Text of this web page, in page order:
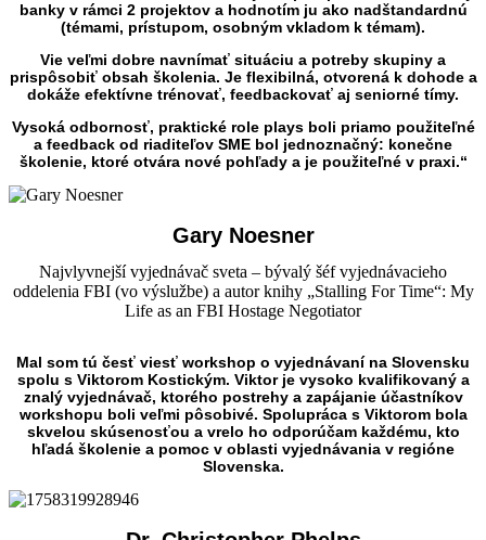
banky v rámci 2 projektov a hodnotím ju ako nadštandardnú
(témami, prístupom, osobným vkladom k témam).
Vie veľmi dobre navnímať situáciu a potreby skupiny a
prispôsobiť obsah školenia. Je flexibilná, otvorená k dohode a
dokáže efektívne trénovať, feedbackovať aj seniorné tímy.
Vysoká odbornosť, praktické role plays boli priamo použiteľné
a feedback od riaditeľov SME bol jednoznačný: konečne
školenie, ktoré otvára nové pohľady a je použiteľné v praxi.“
Gary Noesner
Najvlyvnejší vyjednávač sveta – bývalý šéf vyjednávacieho
oddelenia FBI (vo výslužbe) a autor knihy „Stalling For Time“: My
Life as an FBI Hostage Negotiator
Mal som tú česť viesť workshop o vyjednávaní na Slovensku
spolu s Viktorom Kostickým. Viktor je vysoko kvalifikovaný a
znalý vyjednávač, ktorého postrehy a zapájanie účastníkov
workshopu boli veľmi pôsobivé. Spolupráca s Viktorom bola
skvelou skúsenosťou a vrelo ho odporúčam každému, kto
hľadá školenie a pomoc v oblasti vyjednávania v regióne
Slovenska.